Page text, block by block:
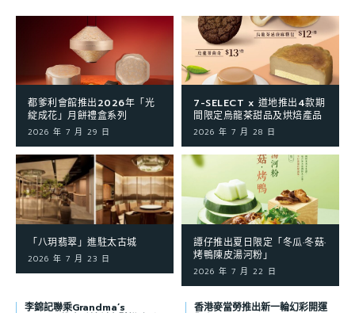
都爹利會館推出2026年「光
綻成花」月餅禮盒系列
2026 年 7 月 29 日
7-SELECT x 道地推出4款期
間限定烏龍茶甜品及烘焙產品
2026 年 7 月 28 日
「八玥翡翠」進駐太古城
2026 年 7 月 23 日
譚仔推出夏日限定「冬瓜·冬菇·
烤鴨陳皮湯河粉」
2026 年 7 月 22 日
李錦記聯乘Grandma’s 香港麥當勞推出新一輪幻彩開運